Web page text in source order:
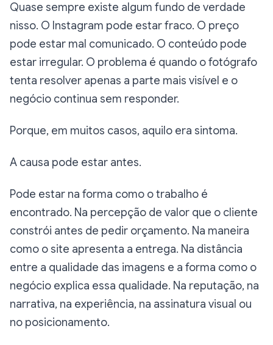
Quase sempre existe algum fundo de verdade
nisso. O Instagram pode estar fraco. O preço
pode estar mal comunicado. O conteúdo pode
estar irregular. O problema é quando o fotógrafo
tenta resolver apenas a parte mais visível e o
negócio continua sem responder.
Porque, em muitos casos, aquilo era sintoma.
A causa pode estar antes.
Pode estar na forma como o trabalho é
encontrado. Na percepção de valor que o cliente
constrói antes de pedir orçamento. Na maneira
como o site apresenta a entrega. Na distância
entre a qualidade das imagens e a forma como o
negócio explica essa qualidade. Na reputação, na
narrativa, na experiência, na assinatura visual ou
no posicionamento.